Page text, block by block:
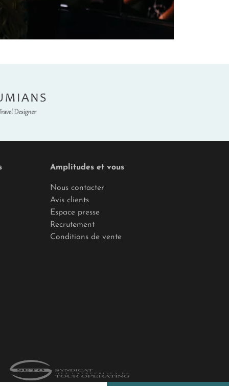
Amplitudes et vous
Nous contacter
Avis clients
Espace presse
Recrutement
Conditions de vente